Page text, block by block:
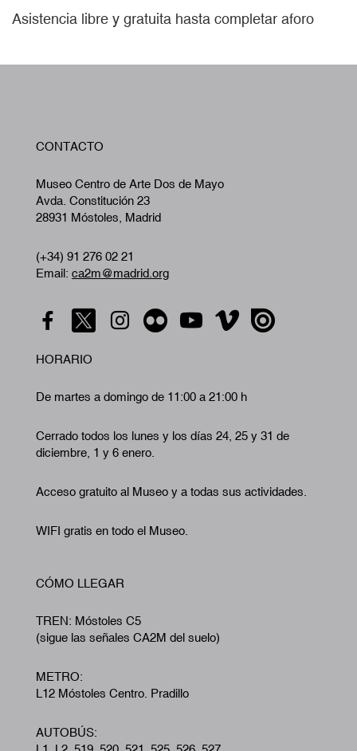
Asistencia libre y gratuita hasta completar aforo
CONTACTO
Museo Centro de Arte Dos de Mayo
Avda. Constitución 23
28931 Móstoles, Madrid
(+34) 91 276 02 21
Email: ca2m@madrid.org
HORARIO
De martes a domingo de 11:00 a 21:00 h
Cerrado todos los lunes y los días 24, 25 y 31 de
diciembre, 1 y 6 enero.
Acceso gratuito al Museo y a todas sus actividades.
WIFI gratis en todo el Museo.
CÓMO LLEGAR
TREN: Móstoles C5
(sigue las señales CA2M del suelo)
METRO:
L12 Móstoles Centro. Pradillo
AUTOBÚS: